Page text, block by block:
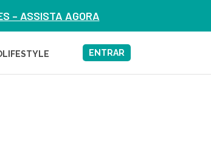
– ASSISTA AGORA
LIFESTYLE ENTRAR